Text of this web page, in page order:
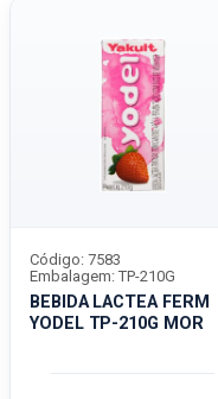
BEBIDA LACTEA FERM
YODEL TP-210G MOR
Código: 7583
Embalagem: TP-210G